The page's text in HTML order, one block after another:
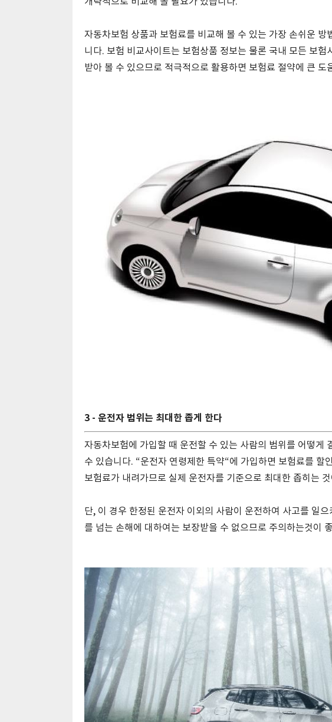
자동차보험 상품과 보험료를 비교해 볼 수 있는 가장 손쉬운 방
니다. 보험 비교사이트는 보험상품 정보는 물론 국내 모든 보
받아 볼 수 있으므로 적극적으로 활용하면 보험료 절약에 큰 도
3 - 운전자 범위는 최대한 좁게 한다
자동차보험에 가입할 때 운전할 수 있는 사람의 범위를 어떻게
수 있습니다. “운전자 연령제한 특약“에 가입하면 보험료를 할
보험료가 내려가므로 실제 운전자를 기준으로 최대한 좁히는
단, 이 경우 한정된 운전자 이외의 사람이 운전하여 사고를 일
를 넘는 손해에 대하여는 보장받을 수 없으므로 주의하는것이